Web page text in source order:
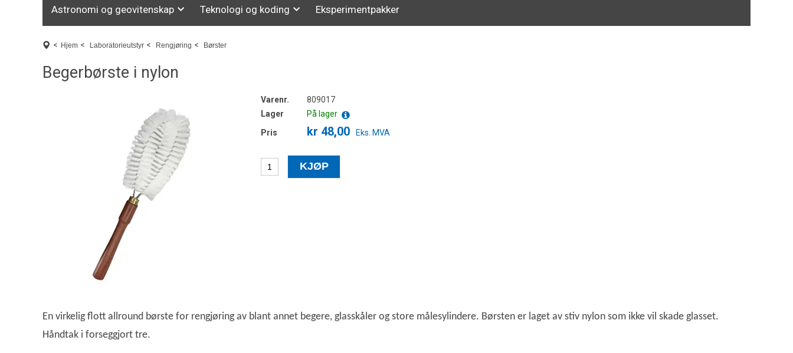
Astronomi og geovitenskap Teknologi og koding Eksperimentpakker
< Hjem < Laboratorieutstyr < Rengjøring < Børster
Begerbørste i nylon
Varenr.
809017
Lager
På lager
Pris
kr 48,00 Eks. MVA
En virkelig flott allround børste for rengjøring av blant annet begere, glasskåler og store målesylindere. Børsten er laget av stiv nylon som ikke vil skade glasset.
Håndtak i forseggjort tre.